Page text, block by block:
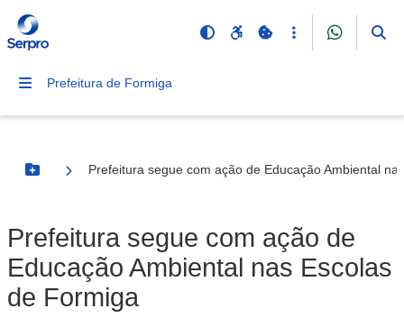
Prefeitura de Formiga
Botão Menu
Prefeitura segue com ação de Educação Ambiental
Prefeitura segue com ação de
Educação Ambiental nas Escolas
de Formiga